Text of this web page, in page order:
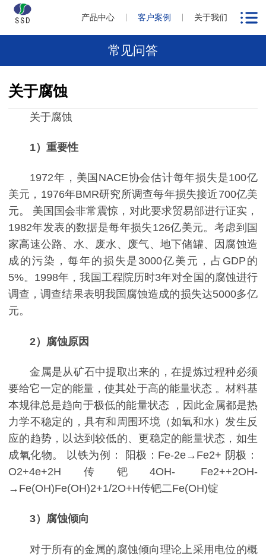
产品中心 客户案例 关于我们
常见问答
关于腐蚀
关于腐蚀
1）重要性
1972年，美国 NACE协会估计每年损失是100亿
美元， 1976年BMR研究所调查每年损失接近700亿美
元。
美国国会非常震惊，对此要求贸易部进行证实，
1982年发表的数据是每年损失126亿美元。考虑到国
家高速公路、水、废水、废气、地下储罐、因腐蚀造
成的污染，每年的损失是 3000亿美元，占 GDP 的
5%。 1998年，我国工程院历时3年对全国的腐蚀进行
调查，调查结果表明我国腐蚀造成的损失达5000多亿
元。
2）腐蚀原因
金属是从矿石中提取出来的，在提炼过程种必须
要给它一定的能量，使其处于高的能量状态 。材料基
本规律总是趋向于极低的能量状态
，因此金属都是热
力学不稳定的，具有和周围环境（如氧和水）发生反
应的趋势，以达到较低的、更稳定的能量状态，如生
成氧化物。
以铁为例： 阳极： Fe-2e→Fe2+ 阴极：
O2+4e+2H 传钯4OH- Fe2++2OH-
→Fe(OH)Fe(OH)2+1/2O+H传钯二Fe(OH)锭
3）腐蚀倾向
对于所有的金属的腐蚀倾向理论上采用电位的概